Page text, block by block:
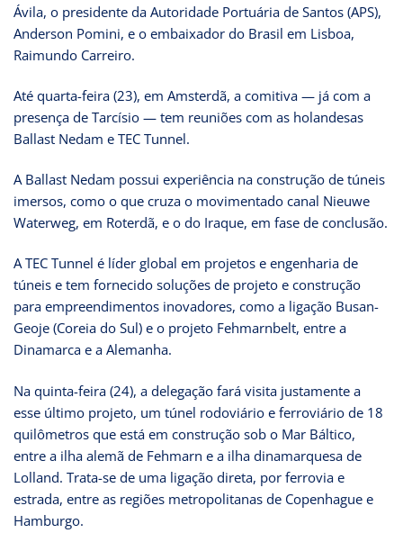
Ávila, o presidente da Autoridade Portuária de Santos (APS),
Anderson Pomini, e o embaixador do Brasil em Lisboa,
Raimundo Carreiro.
Até quarta-feira (23), em Amsterdã, a comitiva — já com a
presença de Tarcísio — tem reuniões com as holandesas
Ballast Nedam e TEC Tunnel.
A Ballast Nedam possui experiência na construção de túneis
imersos, como o que cruza o movimentado canal Nieuwe
Waterweg, em Roterdã, e o do Iraque, em fase de conclusão.
A TEC Tunnel é líder global em projetos e engenharia de
túneis e tem fornecido soluções de projeto e construção
para empreendimentos inovadores, como a ligação Busan-
Geoje (Coreia do Sul) e o projeto Fehmarnbelt, entre a
Dinamarca e a Alemanha.
Na quinta-feira (24), a delegação fará visita justamente a
esse último projeto, um túnel rodoviário e ferroviário de 18
quilômetros que está em construção sob o Mar Báltico,
entre a ilha alemã de Fehmarn e a ilha dinamarquesa de
Lolland. Trata-se de uma ligação direta, por ferrovia e
estrada, entre as regiões metropolitanas de Copenhague e
Hamburgo.